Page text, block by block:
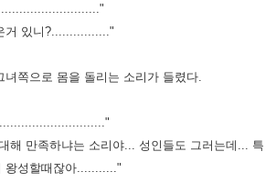
거 있니?................"
녀쪽으로 몸을 돌리는 소리가 들렸다.
해 만족하냐는 소리야... 성인들도 그러는데... 특
왕성할때잖아..........."